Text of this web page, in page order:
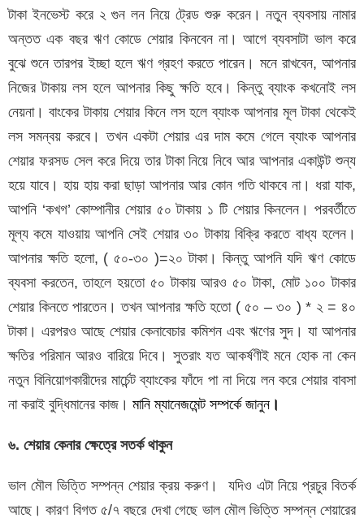
টাকা ইনভেস্ট করে ২ গুন লন নিয়ে ট্রেড শুরু করেন। নতুন ব্যবসায় নামার
অন্তত এক বছর ঋণ কোডে শেয়ার কিনবেন না। আগে ব্যবসাটা ভাল করে
বুঝে শুনে তারপর ইচ্ছা হলে ঋণ গ্রহণ করতে পারেন। মনে রাখবেন, আপনার
নিজের টাকায় লস হলে আপনার কিছু ক্ষতি হবে। কিন্তু ব্যাংক কখনোই লস
নেয়না। বাংকের টাকায় শেয়ার কিনে লস হলে ব্যাংক আপনার মূল টাকা থেকেই
লস সমন্বয় করবে। তখন একটা শেয়ার এর দাম কমে গেলে ব্যাংক আপনার
শেয়ার ফরসড সেল করে দিয়ে তার টাকা নিয়ে নিবে আর আপনার একাউন্ট শুন্য
হয়ে যাবে। হায় হায় করা ছাড়া আপনার আর কোন গতি থাকবে না। ধরা যাক,
আপনি ‘কখগ’ কোম্পানীর শেয়ার ৫০ টাকায় ১ টি শেয়ার কিনলেন। পরবর্তীতে
মূল্য কমে যাওয়ায় আপনি সেই শেয়ার ৩০ টাকায় বিক্রি করতে বাধ্য হলেন।
আপনার ক্ষতি হলো, ( ৫০-৩০ )=২০ টাকা। কিন্তু আপনি যদি ঋণ কোডে
ব্যবসা করতেন, তাহলে হয়তো ৫০ টাকায় আরও ৫০ টাকা, মোট ১০০ টাকার
শেয়ার কিনতে পারতেন। তখন আপনার ক্ষতি হতো ( ৫০ – ৩০ ) * ২ = ৪০
টাকা। এরপরও আছে শেয়ার কেনাবেচার কমিশন এবং ঋণের সুদ। যা আপনার
ক্ষতির পরিমান আরও বারিয়ে দিবে। সুতরাং যত আকর্ষণীই মনে হোক না কেন
নতুন বিনিয়োগকারীদের মার্চেন্ট ব্যাংকের ফাঁদে পা না দিয়ে লন করে শেয়ার বাবসা
না করাই বুদ্ধিমানের কাজ। মানি ম্যানেজমেন্ট সম্পর্কে জানুন ।
৬. শেয়ার কেনার ক্ষেত্রে সতর্ক থাকুন
ভাল মৌল ভিত্তি সম্পন্ন শেয়ার ক্রয় করুণ। যদিও এটা নিয়ে প্রচুর বিতর্ক
আছে। কারণ বিগত ৫/৭ বছরে দেখা গেছে ভাল মৌল ভিত্তি সম্পন্ন শেয়ারের